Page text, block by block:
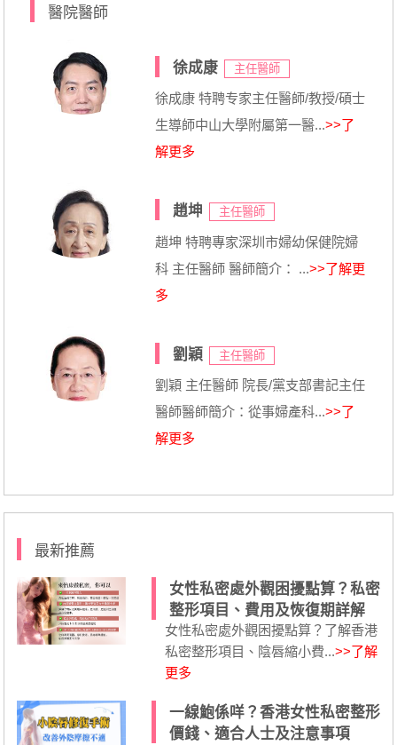
醫院醫師
徐成康 主任醫師
徐成康 特聘专家主任醫師/教授/碩士
生導師中山大學附屬第一醫...>>了
解更多
趙坤 主任醫師
趙坤 特聘專家深圳市婦幼保健院婦
科 主任醫師 醫師簡介： ...>>了解更
多
劉穎 主任醫師
劉穎 主任醫師 院長/黨支部書記主任
醫師醫師簡介：從事婦產科...>>了
解更多
最新推薦
女性私密處外觀困擾點算？私密
整形項目、費用及恢復期詳解
女性私密處外觀困擾點算？了解香港
私密整形項目、陰唇縮小費...>>了解
更多
一線鮑係咩？香港女性私密整形
價錢、適合人士及注意事項